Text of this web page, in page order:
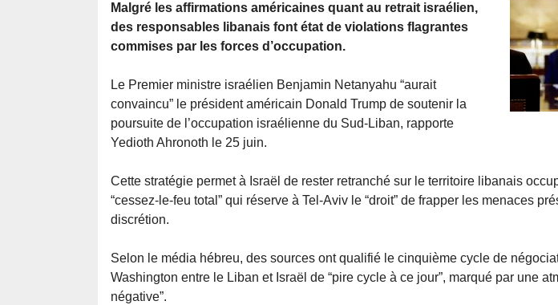
Malgré les affirmations américaines quant au retrait israélien,
des responsables libanais font état de violations flagrantes
commises par les forces d’occupation.
Le Premier ministre israélien Benjamin Netanyahu “aurait
convaincu” le président américain Donald Trump de soutenir la
poursuite de l’occupation israélienne du Sud-Liban, rapporte
Yedioth Ahronoth le 25 juin.
Cette stratégie permet à Israël de rester retranché sur le territoire libanais
“cessez-le-feu total” qui réserve à Tel-Aviv le “droit” de frapper les menaces
discrétion.
Selon le média hébreu, des sources ont qualifié le cinquième cycle de
Washington entre le Liban et Israël de “pire cycle à ce jour”, marqué par une
négative”.